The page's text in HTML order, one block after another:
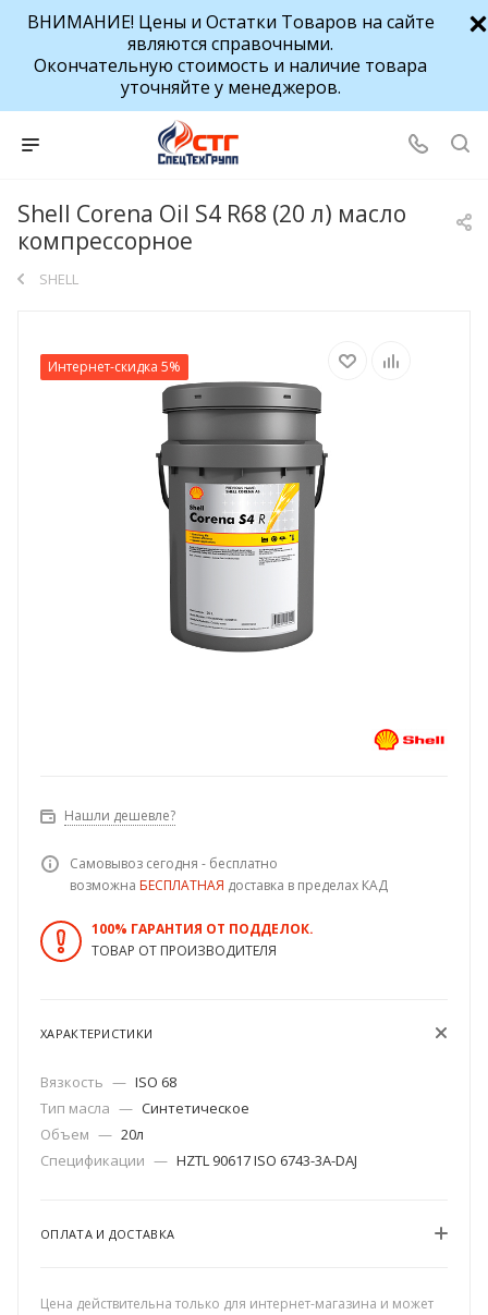
ВНИМАНИЕ! Цены и Остатки Товаров на сайте
являются справочными.
Окончательную стоимость и наличие товара
уточняйте у менеджеров.
Shell Corena Oil S4 R68 (20 л) масло
компрессорное
SHELL
Интернет-скидка 5%
Нашли дешевле?
Самовывоз сегодня - бесплатно
возможна БЕСПЛАТНАЯ доставка в пределах КАД
100% ГАРАНТИЯ ОТ ПОДДЕЛОК.
ТОВАР ОТ ПРОИЗВОДИТЕЛЯ
ХАРАКТЕРИСТИКИ
Вязкость — ISO 68
Тип масла — Синтетическое
Объем — 20л
Спецификации — HZTL 90617 ISO 6743-3A-DAJ
ОПЛАТА И ДОСТАВКА
Цена действительна только для интернет-магазина и может